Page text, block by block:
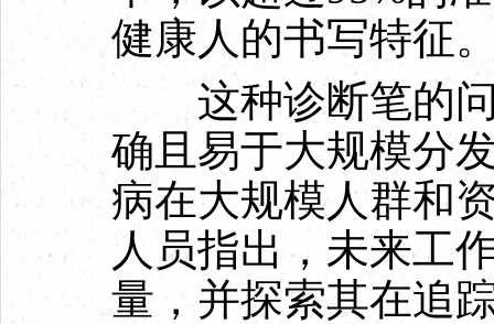
健康人的书写特征
这种诊断笔的问
确且易于大规模分
病在大规模人群和
人员指出，未来工
量，并探索其在追